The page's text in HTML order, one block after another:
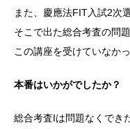
また、慶應法FIT入試2次
そこで出た総合考査の問
この講座を受けていなか
本番はいかがでしたか？
総合考査Iは問題なくでき